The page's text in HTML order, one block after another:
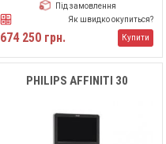
Під замовлення
Як швидко окупиться?
674 250 грн. Купити
PHILIPS AFFINITI 30